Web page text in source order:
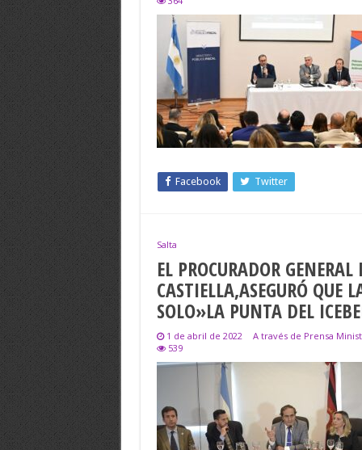
Facebook Twitter
Salta
EL PROCURADOR
CASTIELLA,ASEGURÓ QUE
SOLO»LA PUNTA DEL
1 de abril de 2022 A través de Prensa
539